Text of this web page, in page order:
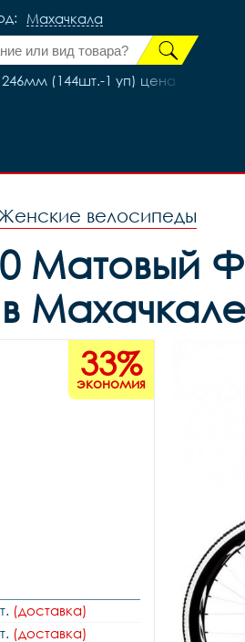
Махачкала
(144шт.-1 уп) цена за 1шт,
велосипеды
Матовый
Махачкале
33%
экономия
(доставка)
(доставка)